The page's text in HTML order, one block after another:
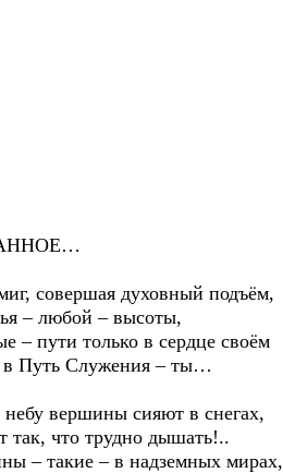
совершая духовный подъём,
– любой – высоты,
– пути только в сердце своём
Путь Служения – ты…
вершины сияют в снегах,
так, что трудно дышать!..
– такие – в надземных мирах,